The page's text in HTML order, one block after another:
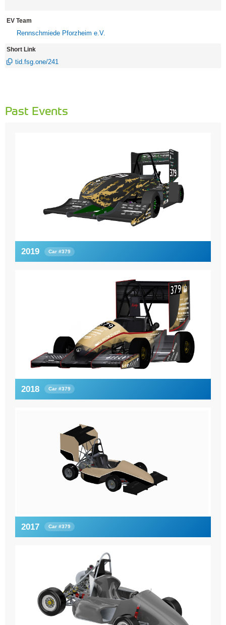
EV Team
Rennschmiede Pforzheim e.V.
Short Link
tid.fsg.one/241
Past Events
2019 Car #379
2018 Car #379
2017 Car #379